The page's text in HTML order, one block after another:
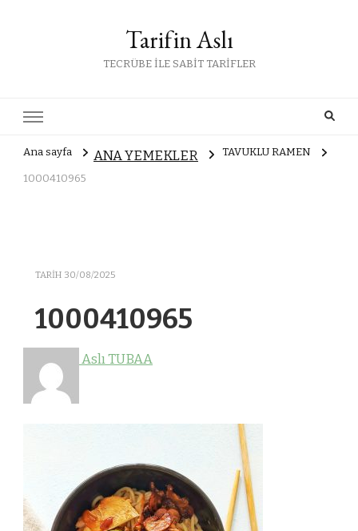
Tarifin Aslı
TECRÜBE İLE SABİT TARİFLER
Ana sayfa ANA YEMEKLER TAVUKLU RAMEN
1000410965
TARIH 30/08/2025
1000410965
Aslı TUBAA